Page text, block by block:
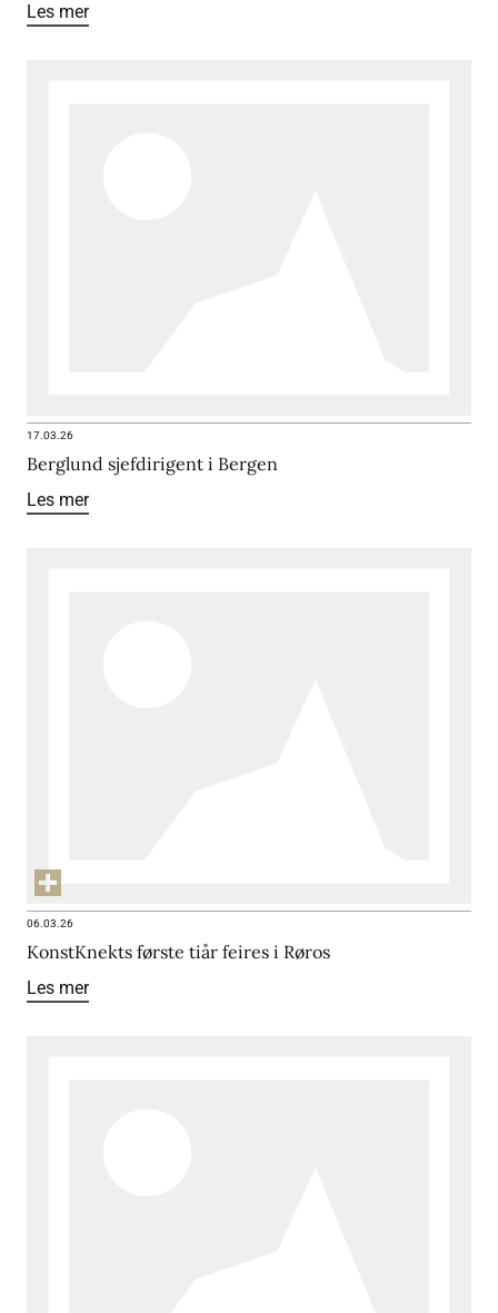
Les mer
17.03.26
Berglund sjefdirigent i Bergen
Les mer
06.03.26
KonstKnekts første tiår feires i Røros
Les mer